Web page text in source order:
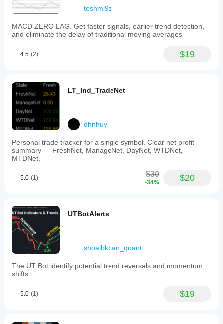
teshmi9z
MACD ZERO LAG. Get faster signals, earlier trend detection,
and eliminate the delay of traditional moving averages
4.5 (2) $19
LT_Ind_TradeNet
dhnhuy
Personal trade tracker for a single symbol. Clear net profit
summary — FreshNet, ManageNet, DayNet, WTDNet,
MTDNet.
5.0 (1) $30
-34% $20
UTBotAlerts
shoaibkhan_quant
The UT Bot identify potential trend reversals and momentum
shifts.
5.0 (1) $19